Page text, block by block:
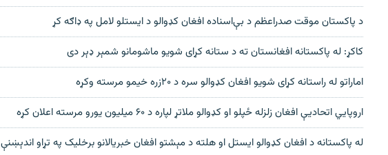
د پاکستان موقت صدراعظم د بې‌اسناده افغان کډوالو د ایستلو لامل په ډاګه کړ
کاکړ: له پاکستانه افغانستان ته د ستانه کړای شویو ماشومانو شمېر ډېر دی
اماراتو له راستانه کړای شویو افغان کډوالو سره د ۲۰زره خیمو مرسته وکړه
اروپايي اتحادیې افغان زلزله ځپلو او کډوالو ملاتړ لپاره د ۶۰ میلیون یورو مرسته اعلان کړه
له پاکستانه د افغان کډوالو ایستل او هلته د مېشتو افغان خبریالانو برخلیک په تړاو اندېښنې